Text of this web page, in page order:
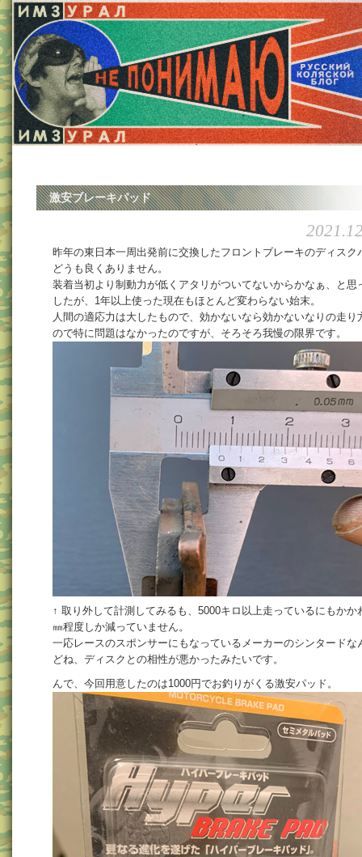
激安ブレーキパッド
昨年の東日本一周出発前に交換したフロントブレーキのディスク
どうも良くありません。
装着当初より制動力が低くアタリがついてないからかなぁ、と思
したが、1年以上使った現在もほとんど変わらない始末。
人間の適応力は大したもので、効かないなら効かないなりの走り
ので特に問題はなかったのですが、そろそろ我慢の限界です。
↑ 取り外して計測してみるも、5000キロ以上走っているにもかか
㎜程度しか減っていません。
一応レースのスポンサーにもなっているメーカーのシンタードな
どね、ディスクとの相性が悪かったみたいです。
んで、今回用意したのは1000円でお釣りがくる激安パッド。